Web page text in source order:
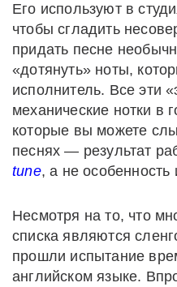
Его используют в
чтобы сгладить
придать песне
«дотянуть» ноты,
исполнитель. Все эти
механические нотки в
которые вы можете
песнях — результат
tune, а не особенность
Несмотря на то, что
списка являются
прошли испытание
английском языке.